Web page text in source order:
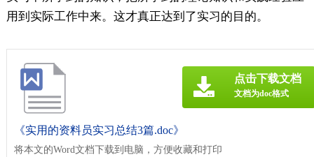
用到实际工作中来。这才真正达到了实习的目的。
《实用的资料员实习总结3篇.doc》
将本文的Word文档下载到电脑，方便收藏和打印
点击下载文档
文档为doc格式